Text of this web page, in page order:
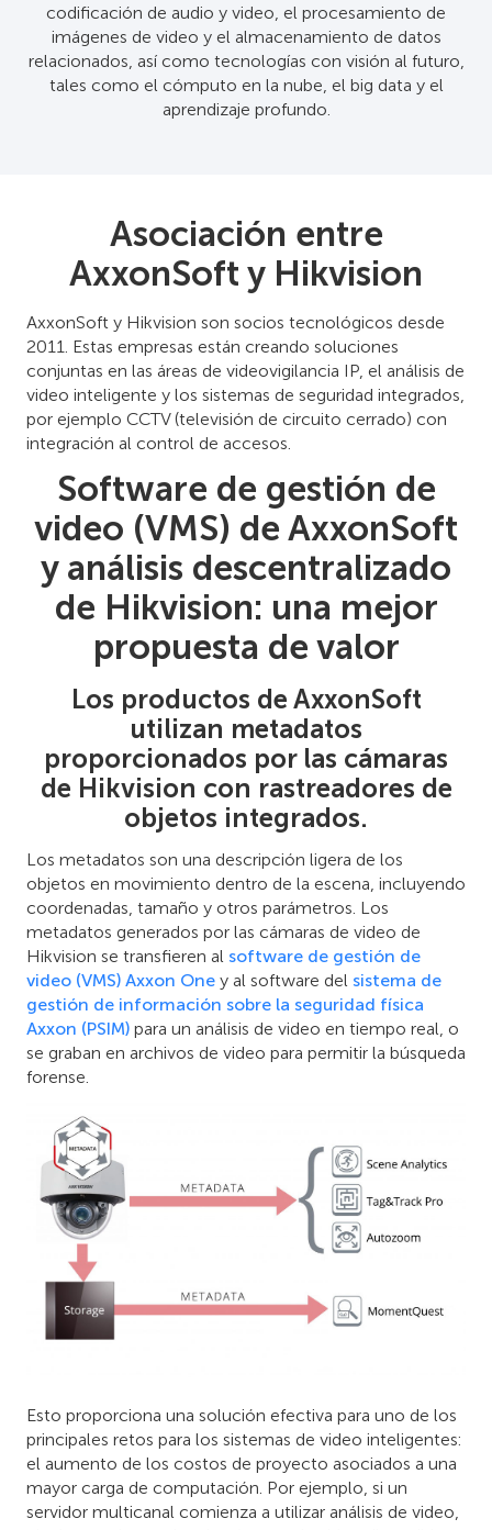
codificación de audio y video, el procesamiento de
imágenes de video y el almacenamiento de datos
relacionados, así como tecnologías con visión al futuro,
tales como el cómputo en la nube, el big data y el
aprendizaje profundo.
Asociación entre
AxxonSoft y Hikvision
AxxonSoft y Hikvision son socios tecnológicos desde
2011. Estas empresas están creando soluciones
conjuntas en las áreas de videovigilancia IP, el análisis de
video inteligente y los sistemas de seguridad integrados,
por ejemplo CCTV (televisión de circuito cerrado) con
integración al control de accesos.
Software de gestión de
video (VMS) de AxxonSoft
y análisis descentralizado
de Hikvision: una mejor
propuesta de valor
Los productos de AxxonSoft
utilizan metadatos
proporcionados por las cámaras
de Hikvision con rastreadores de
objetos integrados.
Los metadatos son una descripción ligera de los
objetos en movimiento dentro de la escena, incluyendo
coordenadas, tamaño y otros parámetros. Los
metadatos generados por las cámaras de video de
Hikvision se transfieren al software de gestión de
video (VMS) Axxon One y al software del sistema de
gestión de información sobre la seguridad física
Axxon (PSIM) para un análisis de video en tiempo real, o
se graban en archivos de video para permitir la búsqueda
forense.
Esto proporciona una solución efectiva para uno de los
principales retos para los sistemas de video inteligentes:
el aumento de los costos de proyecto asociados a una
mayor carga de computación. Por ejemplo, si un
servidor multicanal comienza a utilizar análisis de video,